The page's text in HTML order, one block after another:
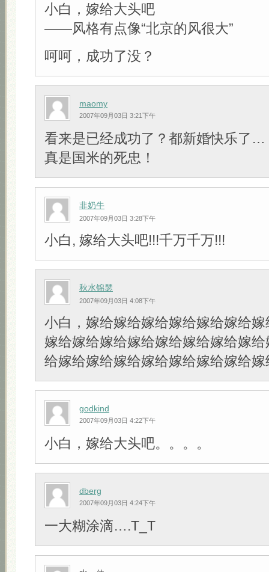
小白，嫁给大头吧
——风格有点像“北京的风很大”
呵呵，成功了没？
maomy
2007年09月03日 3:21下午
看来是已经成功了？都新婚快乐了…
真是国米的死忠！
非奶牛
2007年09月03日 3:28下午
小白, 嫁给大头吧!!!千万千万!!!
秋水锦瑟
2007年09月03日 4:08下午
小白，嫁给嫁给嫁给嫁给嫁给嫁给
嫁给嫁给嫁给嫁给嫁给嫁给嫁给嫁
给嫁给嫁给嫁给嫁给嫁给嫁给嫁给
godkind
2007年09月03日 4:22下午
小白，嫁给大头吧。。。。
dberg
2007年09月03日 4:24下午
一大糊涂滴….T_T